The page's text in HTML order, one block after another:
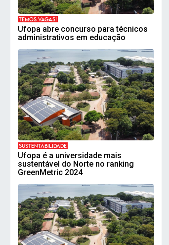
TEMOS VAGAS!
Ufopa abre concurso para técnicos
administrativos em educação
SUSTENTABILIDADE
Ufopa é a universidade mais
sustentável do Norte no ranking
GreenMetric 2024